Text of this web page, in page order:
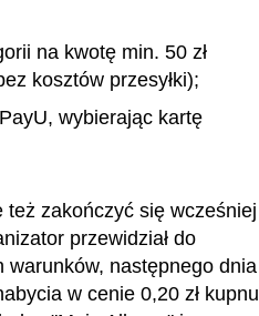
na kwotę min. 50 zł
kosztów przesyłki);
wybierając kartę
zakończyć się wcześniej
przewidział do
warunków, następnego dnia
w cenie 0,20 zł kupnu